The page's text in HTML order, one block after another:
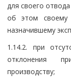
для своего
об этом своему
назначившему
1.14.2. при
отклонения
производству;